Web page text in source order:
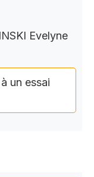
Evelyne
un essai